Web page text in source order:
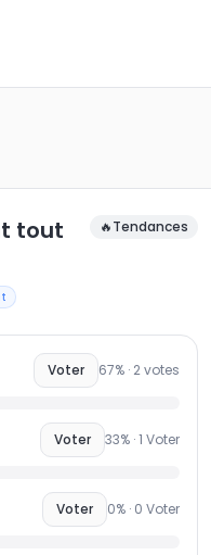
tout
🔥Tendances
Voter 67% · 2votes
Voter 33% ·1 Voter
Voter 0% · 0 Voter